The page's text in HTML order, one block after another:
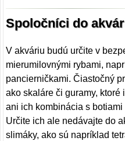
Spoločníci do
V akváriu budú určite v
mierumilovnými rybami,
pancierničkami. Čiastočný
ako skaláre či guramy,
ani ich kombinácia s
Určite ich ale nedávajte do
slimáky, ako sú napríklad